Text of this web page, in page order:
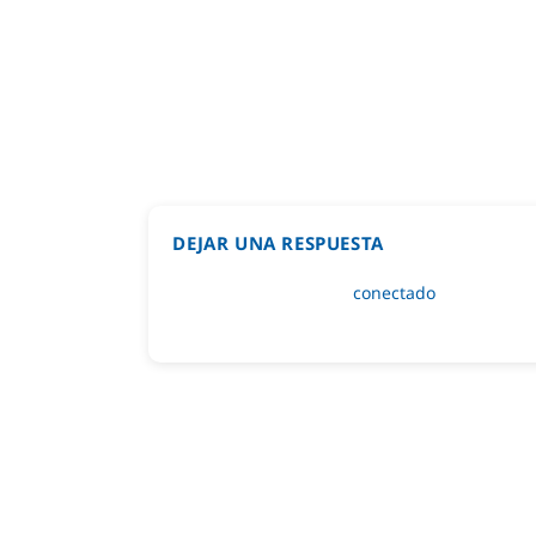
DEJAR UNA RESPUESTA
Lo siento, debes estarconectado